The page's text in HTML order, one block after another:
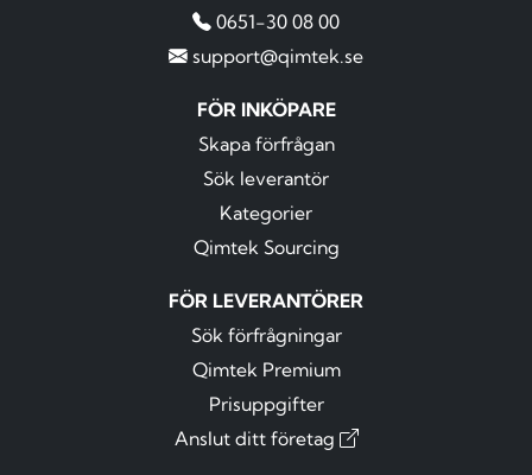
0651-30 08 00
support@qimtek.se
FÖR INKÖPARE
Skapa förfrågan
Sök leverantör
Kategorier
Qimtek Sourcing
FÖR LEVERANTÖRER
Sök förfrågningar
Qimtek Premium
Prisuppgifter
Anslut ditt företag